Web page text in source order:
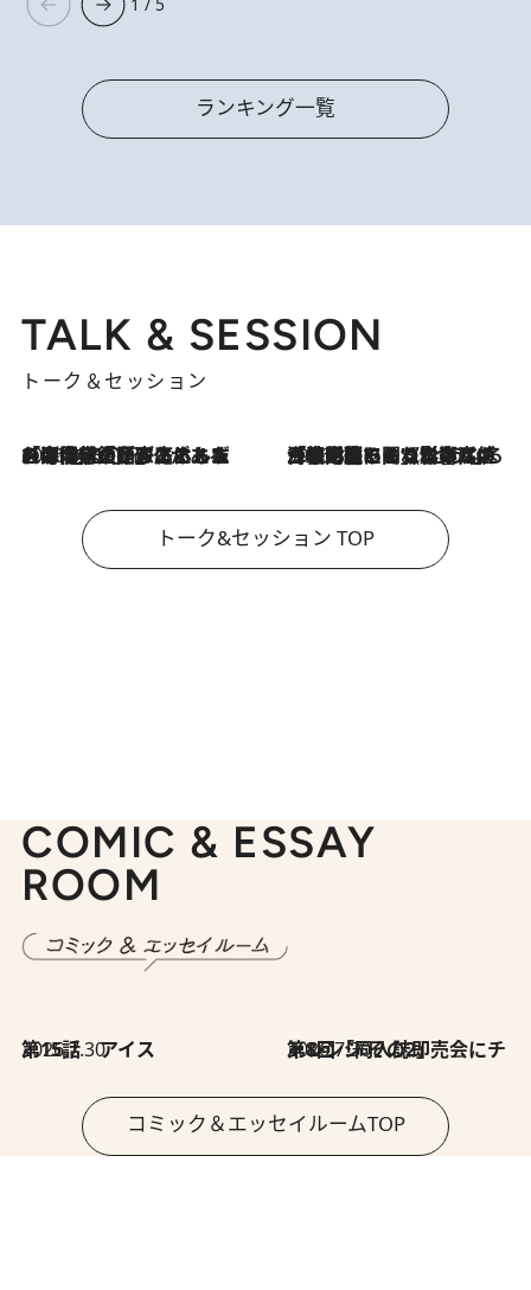
1 / 5
ランキング一覧
TALK & SESSION
トーク＆セッション
2026.8.3
「今後値上げがあるとすれば…」「リスクがあるのは今年の冬」エネルギー専門家が語る、ホルムズ海峡封鎖が家庭にもたらす“ある心配” 2026.8.3
「住宅建てられない…」「サーチャージ料の高値が続いている」ホルムズ海峡封鎖による影響はいつまで続く？《エネルギー専門家に聞く“どうなる日本の暮らし”》
トーク&セッション TOP
COMIC & ESSAY
ROOM
2026.7.30
第15話 アイス 2026.7.30
第8回「同人誌即売会にチャレンジ その2」
コミック＆エッセイルームTOP